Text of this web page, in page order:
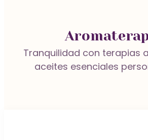
Depilación
Masaje Descontracturante
Tranquilidad con terapias
aceites esenciales